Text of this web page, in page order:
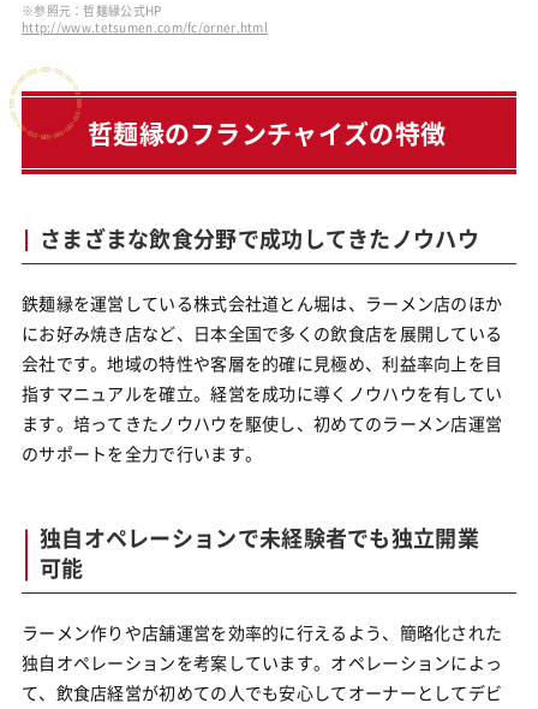
※参照元：哲麺縁公式HP
http://www.tetsumen.com/fc/orner.html
哲麺縁のフランチャイズの特徴
さまざまな飲食分野で成功してきたノウハウ
鉄麺縁を運営している株式会社道とん堀は、ラーメン店のほか
にお好み焼き店など、日本全国で多くの飲食店を展開している
会社です。地域の特性や客層を的確に見極め、利益率向上を目
指すマニュアルを確立。経営を成功に導くノウハウを有してい
ます。培ってきたノウハウを駆使し、初めてのラーメン店運営
のサポートを全力で行います。
独自オペレーションで未経験者でも独立開業
可能
ラーメン作りや店舗運営を効率的に行えるよう、簡略化された
独自オペレーションを考案しています。オペレーションによっ
て、飲食店経営が初めての人でも安心してオーナーとしてデビ